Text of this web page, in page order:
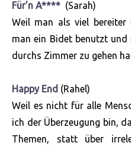
Für’n A**** (Sarah)
Weil man als viel bereiter
man ein Bidet benutzt
durchs Zimmer zu gehen
Happy End (Rahel)
Weil es nicht für alle
ich der Überzeugung bin,
Themen, statt über